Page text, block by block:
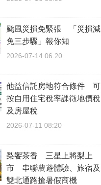
颱風災損免緊張 「災損減
免三步驟」報你知
2026-07-14 06:20
他益信託房地符合條件 可
按自用住宅稅率課徵地價稅
及房屋稅
2026-07-11 08:20
梨饗茶香 三星上將梨上
市 串聯農遊體驗、旅宿及
雙北通路搶暑假商機